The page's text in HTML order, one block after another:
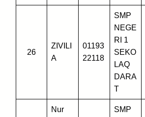
26
ZIVILI
A
01193
22118
SMP
NEGE
RI 1
SEKO
LAQ
DARA
T
Nur
SMP